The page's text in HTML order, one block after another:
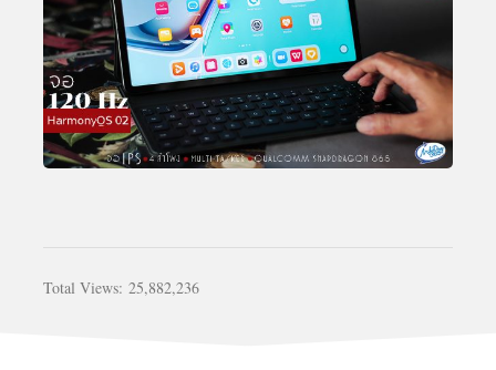
Total Views: 25,882,236